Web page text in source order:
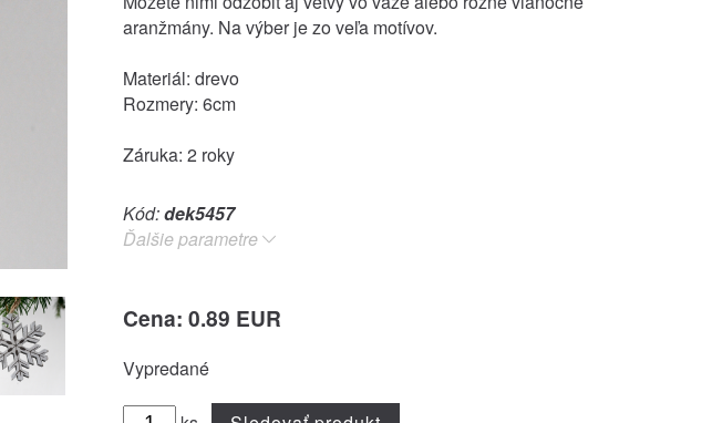
aranžmány. Na výber je zo veľa motívov.
Materiál: drevo
Rozmery: 6cm
Záruka: 2 roky
Kód:dek5457
Ďalšie parametre
Cena: 0.89 EUR
Vypredané